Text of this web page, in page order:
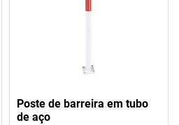
Poste de barreira em tubo
de aço